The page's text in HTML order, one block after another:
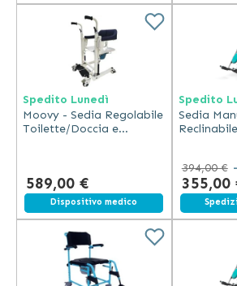
Se hai dei dubbi su quale sia la sedia
indicata per il tuo caso? Contatta il
che è sempre pronto ad aiutarti!
Spedito Lunedì
Moovy - Sedia Regolabile
Toilette/Doccia e
589,00 €
Spedizione gratuita
Dispositivo medico
Spedito
Sedia
394,00 €
355,00